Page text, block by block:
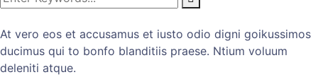
At vero eos et accusamus et iusto odio digni goikussimos
ducimus qui to bonfo blanditiis praese. Ntium voluum
deleniti atque.